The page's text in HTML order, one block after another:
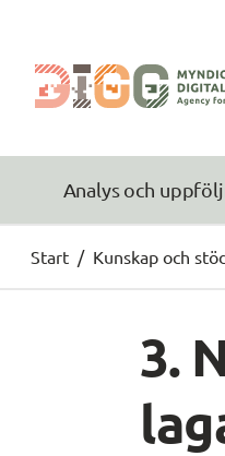
Analys och
Start / Kunskap och
3.